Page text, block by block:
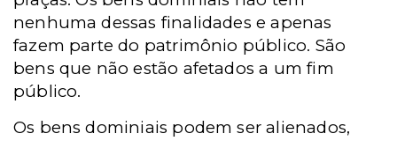
nenhuma dessas finalidades e apenas
fazem parte do patrimônio público. São
bens que não estão afetados a um fim
público.
Os bens dominiais podem ser alienados,